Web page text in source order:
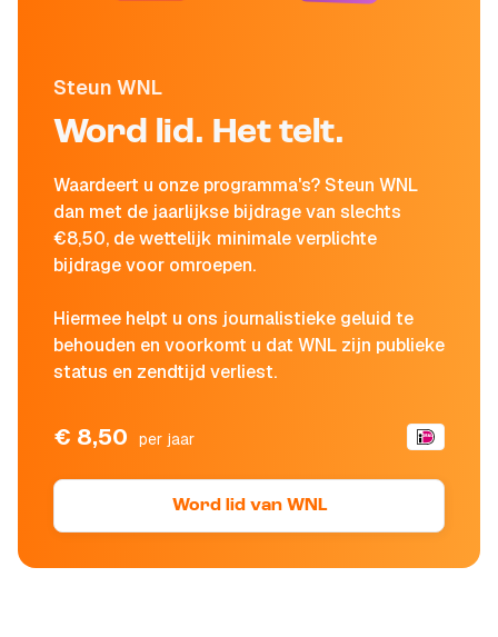
Steun WNL
Word lid. Het telt.
Waardeert u onze programma's? Steun WNL
dan met de jaarlijkse bijdrage van slechts
€8,50, de wettelijk minimale verplichte
bijdrage voor omroepen.
Hiermee helpt u ons journalistieke geluid te
behouden en voorkomt u dat WNL zijn publieke
status en zendtijd verliest.
€ 8,50 per jaar
Word lid van WNL